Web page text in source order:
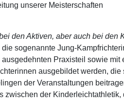
unserer Meisterschaften
bei den
sogenannte Jung-
Praxisteil sowie
ausgebildet werden,
der Veranstaltungen
der